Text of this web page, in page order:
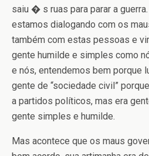
saiu � s ruas para parar a
estamos dialogando com os
também com estas pessoas e
gente humilde e simples como
e nós, entendemos bem porque
gente de “sociedade civil”
a partidos políticos, mas era
gente simples e humilde.
Mas acontece que os maus